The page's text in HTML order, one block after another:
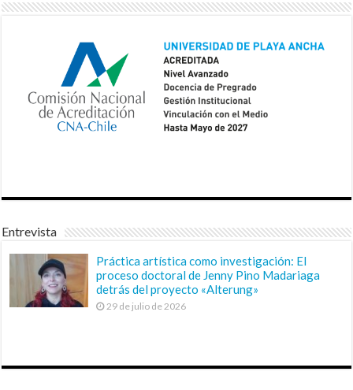
Entrevista
Práctica artística como investigación: El
proceso doctoral de Jenny Pino Madariaga
detrás del proyecto «Alterung»
29 de julio de 2026